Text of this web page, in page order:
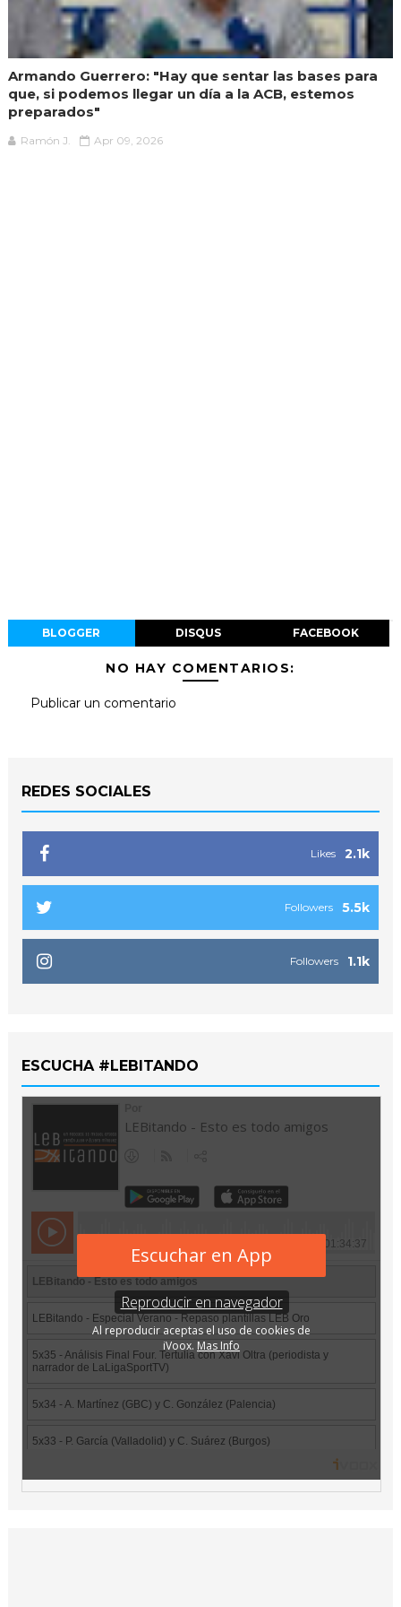
Armando Guerrero: "Hay que sentar las bases para
que, si podemos llegar un día a la ACB, estemos
preparados"
Ramón J. Apr 09, 2026
BLOGGER DISQUS FACEBOOK
NO HAY COMENTARIOS:
Publicar un comentario
REDES SOCIALES
2.1k
Likes
5.5k
Followers
1.1k
Followers
ESCUCHA #LEBITANDO